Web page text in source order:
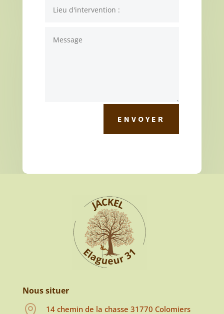
ENVOYER
Nous situer
14 chemin de la chasse 31770 Colomiers